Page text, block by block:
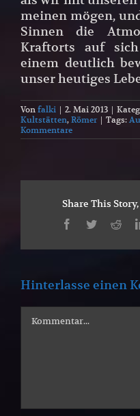
meinen mögen,
Sinnen die
Kraftorts auf
einem deutlich
unser heutiges
Von falki | 2. Mai 2013 |
Kultstätten, Römer | Tags:
Kommentare
Share This
Facebook
Twitter
Hinterlasse einen